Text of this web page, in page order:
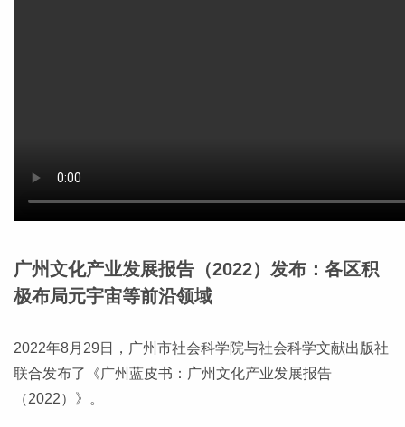
广州文化产业发展报告（2022）发布：各区积
极布局元宇宙等前沿领域
2022年8月29日，广州市社会科学院与社会科学文献出版社
联合发布了《广州蓝皮书：广州文化产业发展报告
（2022）》。